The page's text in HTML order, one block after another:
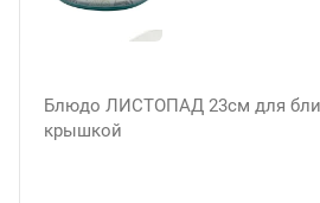
Блюдо ЛИСТОПАД 23см для
крышкой